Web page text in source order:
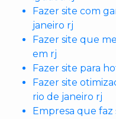
Fazer site com
janeiro rj
Fazer site que
em rj
Fazer site para
Fazer site
rio de janeiro rj
Empresa que faz